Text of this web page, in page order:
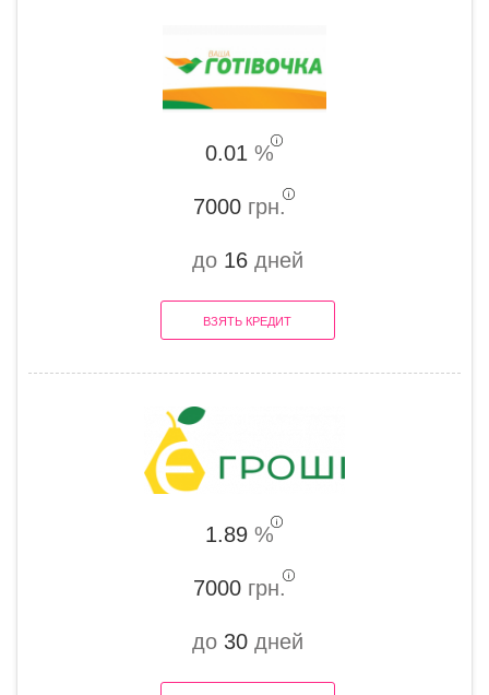
0.01 %
7000грн.
до 16дней
ВЗЯТЬ КРЕДИТ
1.89%
7000грн.
до 30дней